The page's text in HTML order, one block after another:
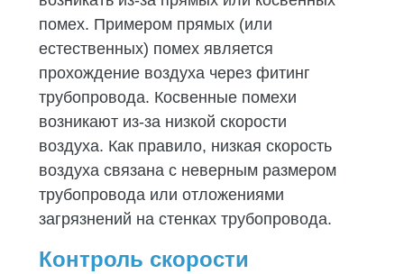
помех. Примером прямых (или
естественных) помех является
прохождение воздуха через фитинг
трубопровода. Косвенные помехи
возникают из-за низкой скорости
воздуха. Как правило, низкая скорость
воздуха связана с неверным размером
трубопровода или отложениями
загрязнений на стенках трубопровода.
Контроль скорости